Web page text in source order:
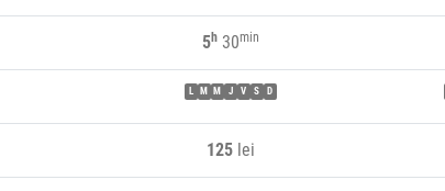
5h30min
M M J V S D
125lei